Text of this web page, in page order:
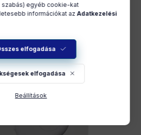
szabás) egyéb cookie-kat
információkat azAdatkezelési
elfogadása
elfogadása
Beállítások